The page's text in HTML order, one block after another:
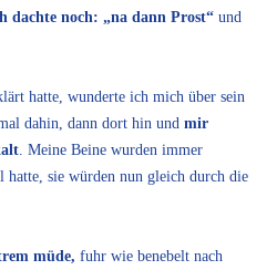
dachte noch: „na dann Prost“ und
hatte, wunderte ich mich über sein
dahin, dann dort hin und mir
. Meine Beine wurden immer
hatte, sie würden nun gleich durch die
müde, fuhr wie benebelt nach